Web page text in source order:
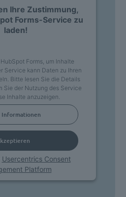
Ihre Zustimmung,
Forms-Service zu
laden!
Forms, um Inhalte
Service kann Daten zu Ihren
Bitte lesen Sie die Details
Sie der Nutzung des Service
Inhalte anzuzeigen.
Informationen
Usercentrics Consent
Platform